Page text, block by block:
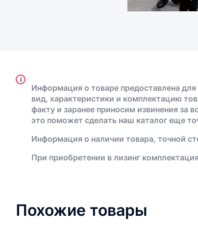
i
Информация о товаре предоставлена
вид, характеристики и комплектацию
факту и заранее приносим извинения
это поможет сделать наш каталог еще
Информация о наличии товара, точной
При приобретении в лизинг
Похожие товары